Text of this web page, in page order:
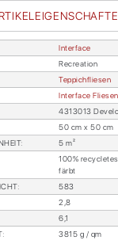
In­ter­face
Re­crea­ti­on
Tep­pich­flie­sen
In­ter­face Flie­sen
4313013
50 cm x 50 cm
: 5 m²
100%
färbt
:
583
2,8
6,1
:
3815 g / qm